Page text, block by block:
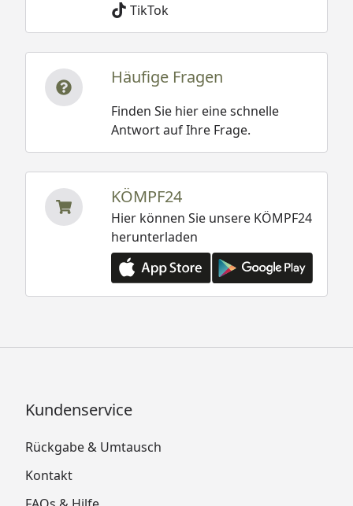
TikTok
Häufige Fragen
Finden Sie hier eine schnelle
Antwort auf Ihre Frage.
KÖMPF24
Hier können Sie unsere KÖMPF24
herunterladen
Kundenservice
Rückgabe & Umtausch
Kontakt